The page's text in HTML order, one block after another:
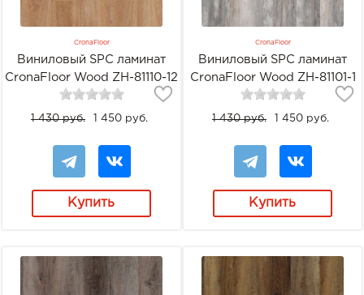
CronaFloor
Виниловый SPC ламинат
CronaFloor Wood ZH-81110-12
Дуб Монтара
1 430 руб. 1 450 руб.
Купить
CronaFloor
Виниловый SPC ламинат
CronaFloor Wood ZH-81101-1
Сосна Монблан
1 430 руб. 1 450 руб.
Купить